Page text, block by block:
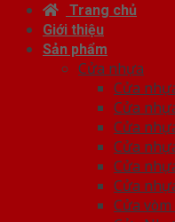
Trang chủ
Giới thiệu
Sản phẩm
Cửa nhựa
Cửa
Cửa
Cửa
Cửa
Cửa
Cửa
Cửa